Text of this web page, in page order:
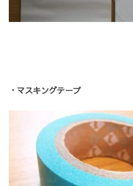
・マスキングテープ